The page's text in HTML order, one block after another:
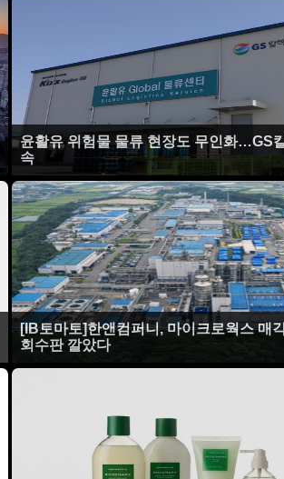
윤활유 위험물 물류 현장도 무인화…GS
속
[IB토마토]한앤컴퍼니, 마이크로웍스 매
회수판 깔았다